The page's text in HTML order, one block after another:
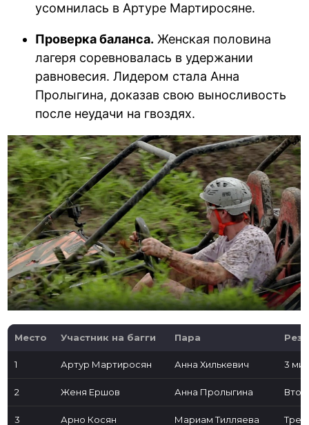
усомнилась в Артуре Мартиросяне.
Проверка баланса. Женская половина
лагеря соревновалась в удержании
равновесия. Лидером стала Анна
Пролыгина, доказав свою выносливость
после неудачи на гвоздях.
Место Участник на багги Пара
1 Артур Мартиросян Анна Хилькевич 3
2 Женя Ершов Анна Пролыгина
3 Арно Косян Мариам Тилляева